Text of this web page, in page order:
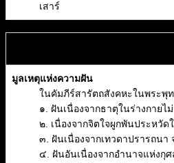
เสาร์
มูลเหตุแห่งความฝัน
ในคัมภีร์สารัตถสังคหะในพระพุ
๑. ฝันเนื่องจากธาตุในร่างกาย
๒. เนื่องจากจิตใจผูกพันประหวัด
๓. ฝันเนื่องจากเทวดาปรารถน
๔. ฝันอันเนื่องจากอำนาจแห่งกุ